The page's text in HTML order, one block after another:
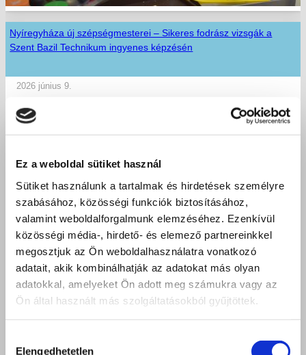
Ez a weboldal sütiket használ
Sütiket használunk a tartalmak és hirdetések személyre
szabásához, közösségi funkciók biztosításához,
valamint weboldalforgalmunk elemzéséhez. Ezenkívül
közösségi média-, hirdető- és elemező partnereinkkel
megosztjuk az Ön weboldalhasználatra vonatkozó
adatait, akik kombinálhatják az adatokat más olyan
adatokkal, amelyeket Ön adott meg számukra vagy az
Ön által használt más szolgáltatásokból gyűjtöttek.
Elengedhetetlen
Nyíregyháza új szépségmesterei – Sikeres fodrász vizsgák a
Szent Bazil Technikum ingyenes képzésén
2026 június 9.